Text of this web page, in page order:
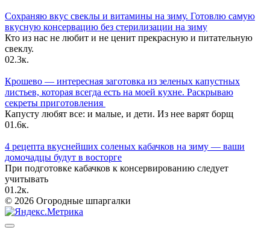
Сохраняю вкус свеклы и витамины на зиму. Готовлю самую
вкусную консервацию без стерилизации на зиму
Кто из нас не любит и не ценит прекрасную и питательную
свеклу.
02.3к.
Крошево — интересная заготовка из зеленых капустных
листьев, которая всегда есть на моей кухне. Раскрываю
секреты приготовления
Капусту любят все: и малые, и дети. Из нее варят борщ
01.6к.
4 рецепта вкуснейших соленых кабачков на зиму — ваши
домочадцы будут в восторге
При подготовке кабачков к консервированию следует
учитывать
01.2к.
© 2026 Огородные шпаргалки